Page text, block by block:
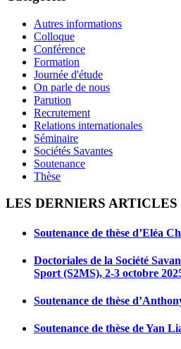
Autres informations
Colloque
Conférence
Formation
Journée d'étude
On parle de nous
Parution
Recrutement
Relations internationales
Séminaire
Sociétés Savantes
Soutenance
Thèse
LES DERNIERS ARTICLES
Soutenance de thèse d’Eléa
Doctoriales de la Société
Sport (S2MS), 2-3 octobre
Soutenance de thèse
Soutenance de thèse de Yan